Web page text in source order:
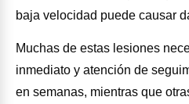
baja velocidad puede causar
Muchas de estas lesiones
inmediato y atención de
en semanas, mientras que